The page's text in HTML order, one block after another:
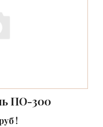
ПО-300
!